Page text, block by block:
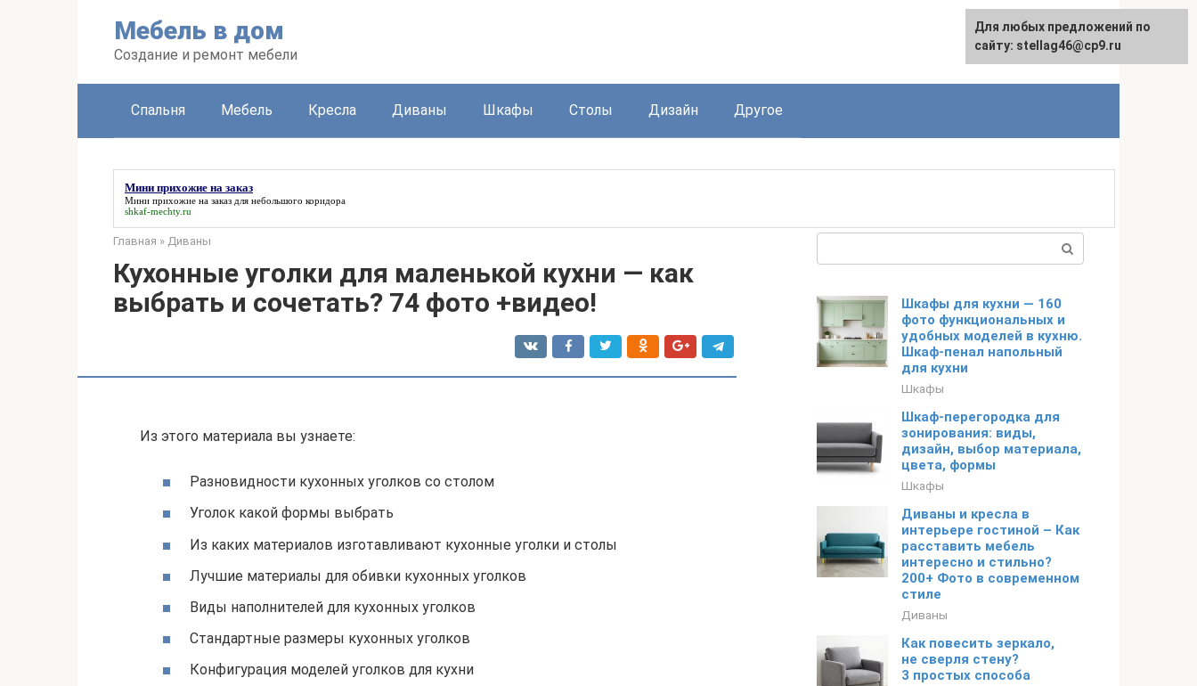
Мебель в дом
Создание и ремонт мебели
Спальня Мебель Кресла Диваны Шкафы Столы Дизайн Другое
Мини прихожие на заказ
Мини прихожие на заказ для небольшого коридора
shkaf-mechty.ru
Главная » Диваны
Кухонные уголки для маленькой кухни — как
выбрать и сочетать? 74 фото +видео!
Из этого материала вы узнаете:
Разновидности кухонных уголков со столом
Уголок какой формы выбрать
Из каких материалов изготавливают кухонные уголки и столы
Лучшие материалы для обивки кухонных уголков
Виды наполнителей для кухонных уголков
Стандартные размеры кухонных уголков
Конфигурация моделей уголков для кухни
Шкафы для кухни — 160
фото функциональных и
удобных моделей в кухню.
Шкаф-пенал напольный
для кухни
Шкафы
Шкаф-перегородка для
зонирования: виды,
дизайн, выбор материала,
цвета, формы
Шкафы
Диваны и кресла в
интерьере гостиной – Как
расставить мебель
интересно и стильно?
200+ Фото в современном
стиле
Диваны
Как повесить зеркало,
не сверля стену?
3 простых способа
Для любых предложений по
сайту: stellag46@cp9.ru